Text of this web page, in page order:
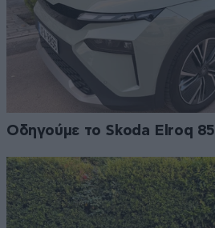
Οδηγούμε το Skoda Elroq 85